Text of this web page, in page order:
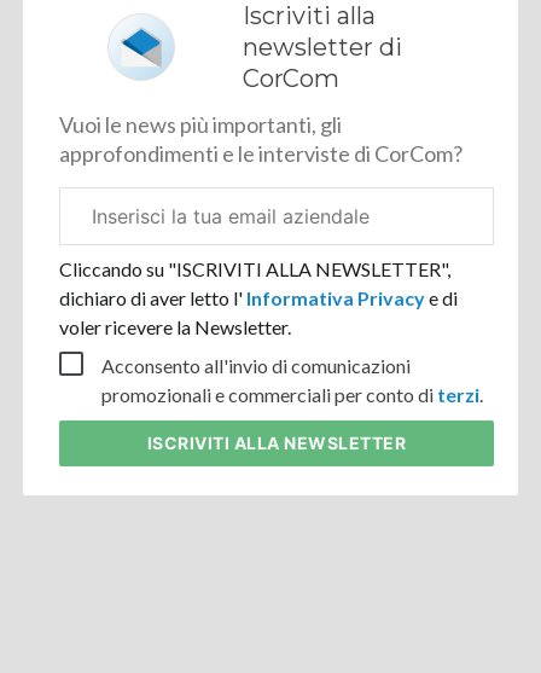
Iscriviti alla
newsletter di
CorCom
Vuoi le news più importanti, gli
approfondimenti e le interviste di CorCom?
aziendale
Cliccando su "ISCRIVITI ALLA NEWSLETTER",
dichiaro di aver letto l' Informativa Privacye di
voler ricevere la Newsletter.
Acconsento all'invio di comunicazioni
promozionali e commerciali per conto di terzi
ISCRIVITI ALLA NEWSLETTER